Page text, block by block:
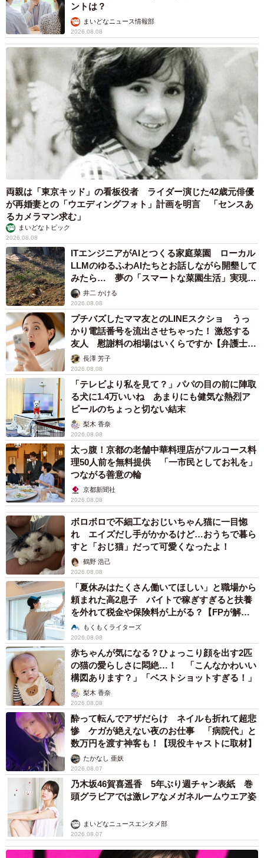
ントは？
まいどなニュース情報部
2026.08.08
両親は「東京キッド」の看板役者 ライダー演じた42歳元俳優
が再婚妻との「ウエディングフォト」計画を明言 「センスあ
るカメラマン求む」
まいどなトピック
2026.08.08
ITエンジニアがAIとつくる家庭菜園 ローカル
LLMのゆるふわAIたちとお話しながら開墾して
みたら… 夢の「スマートな菜園生活」実現な
るか井二 かける
2026.08.08
プチバズしたママ友とのLINEスクショ うっ
かり電話番号を流出させちゃった！ 激怒する
友人 慰謝料の相場はいくらですか【弁護士が
解説】長澤 芳子
2026.08.08
「テレビより私を見て？」パパの目の前に陣取
る犬に1.4万いいね あまりにも健気な熱烈ア
ピールのちょっと切ない結末
梨木 香奈
2026.08.08
太っ腹！京都の老舗中華料理店がフルコース料
理50人前を無料提供 「一市民としてお礼を」
つながる善意の輪
京都新聞社
2026.08.08
ボロボロで不細工なおじいちゃん猫に一目惚
れ エイズだし手がかかるけど…おうちで暮ら
すと「おじ猫」だって可愛くなったよ！
鶴野 浩己
2026.08.08
「夏休みはたくさん働いてほしい」と職場から
頼まれた高2息子 バイトで稼ぎすぎると扶養
を外れて税金や保険料が上がる？【FPが解
説】もくもくライターズ
2026.08.08
赤ちゃんが気になる？ひょっこり顔を出す2匹
の猫の愛らしさに悶絶…！ 「こんなかわいい
構図あります？」「ベストショットすぎる！」
梨木 香奈
2026.08.08
酔って転んでアザだらけ ネイルも折れて超悲
惨 ケガが絶えない夜のお仕事 「病院代」と
数万円を渡す神客も！【現役キャストに取材】
たかなし 亜妖
2026.08.07
乃木坂46賀喜遥香 5年ぶり週チャン表紙 巻
頭グラビアでは激レアなメガネルームウエア姿
まいどなニュースエンタメ部
2026.08.07